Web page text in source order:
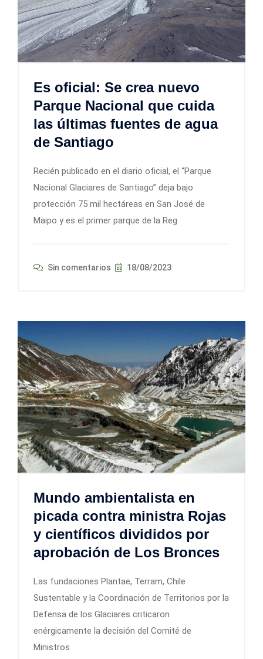
Es oficial: Se crea nuevo
Parque Nacional que cuida
las últimas fuentes de agua
de Santiago
Recién publicado en el diario oficial, el “Parque
Nacional Glaciares de Santiago” deja bajo
protección 75 mil hectáreas en San José de
Maipo y es el primer parque de la Reg
Sin comentarios 18/08/2023
Mundo ambientalista en
picada contra ministra Rojas
y científicos divididos por
aprobación de Los Bronces
Las fundaciones Plantae, Terram, Chile
Sustentable y la Coordinación de Territorios por la
Defensa de los Glaciares criticaron
enérgicamente la decisión del Comité de
Ministros